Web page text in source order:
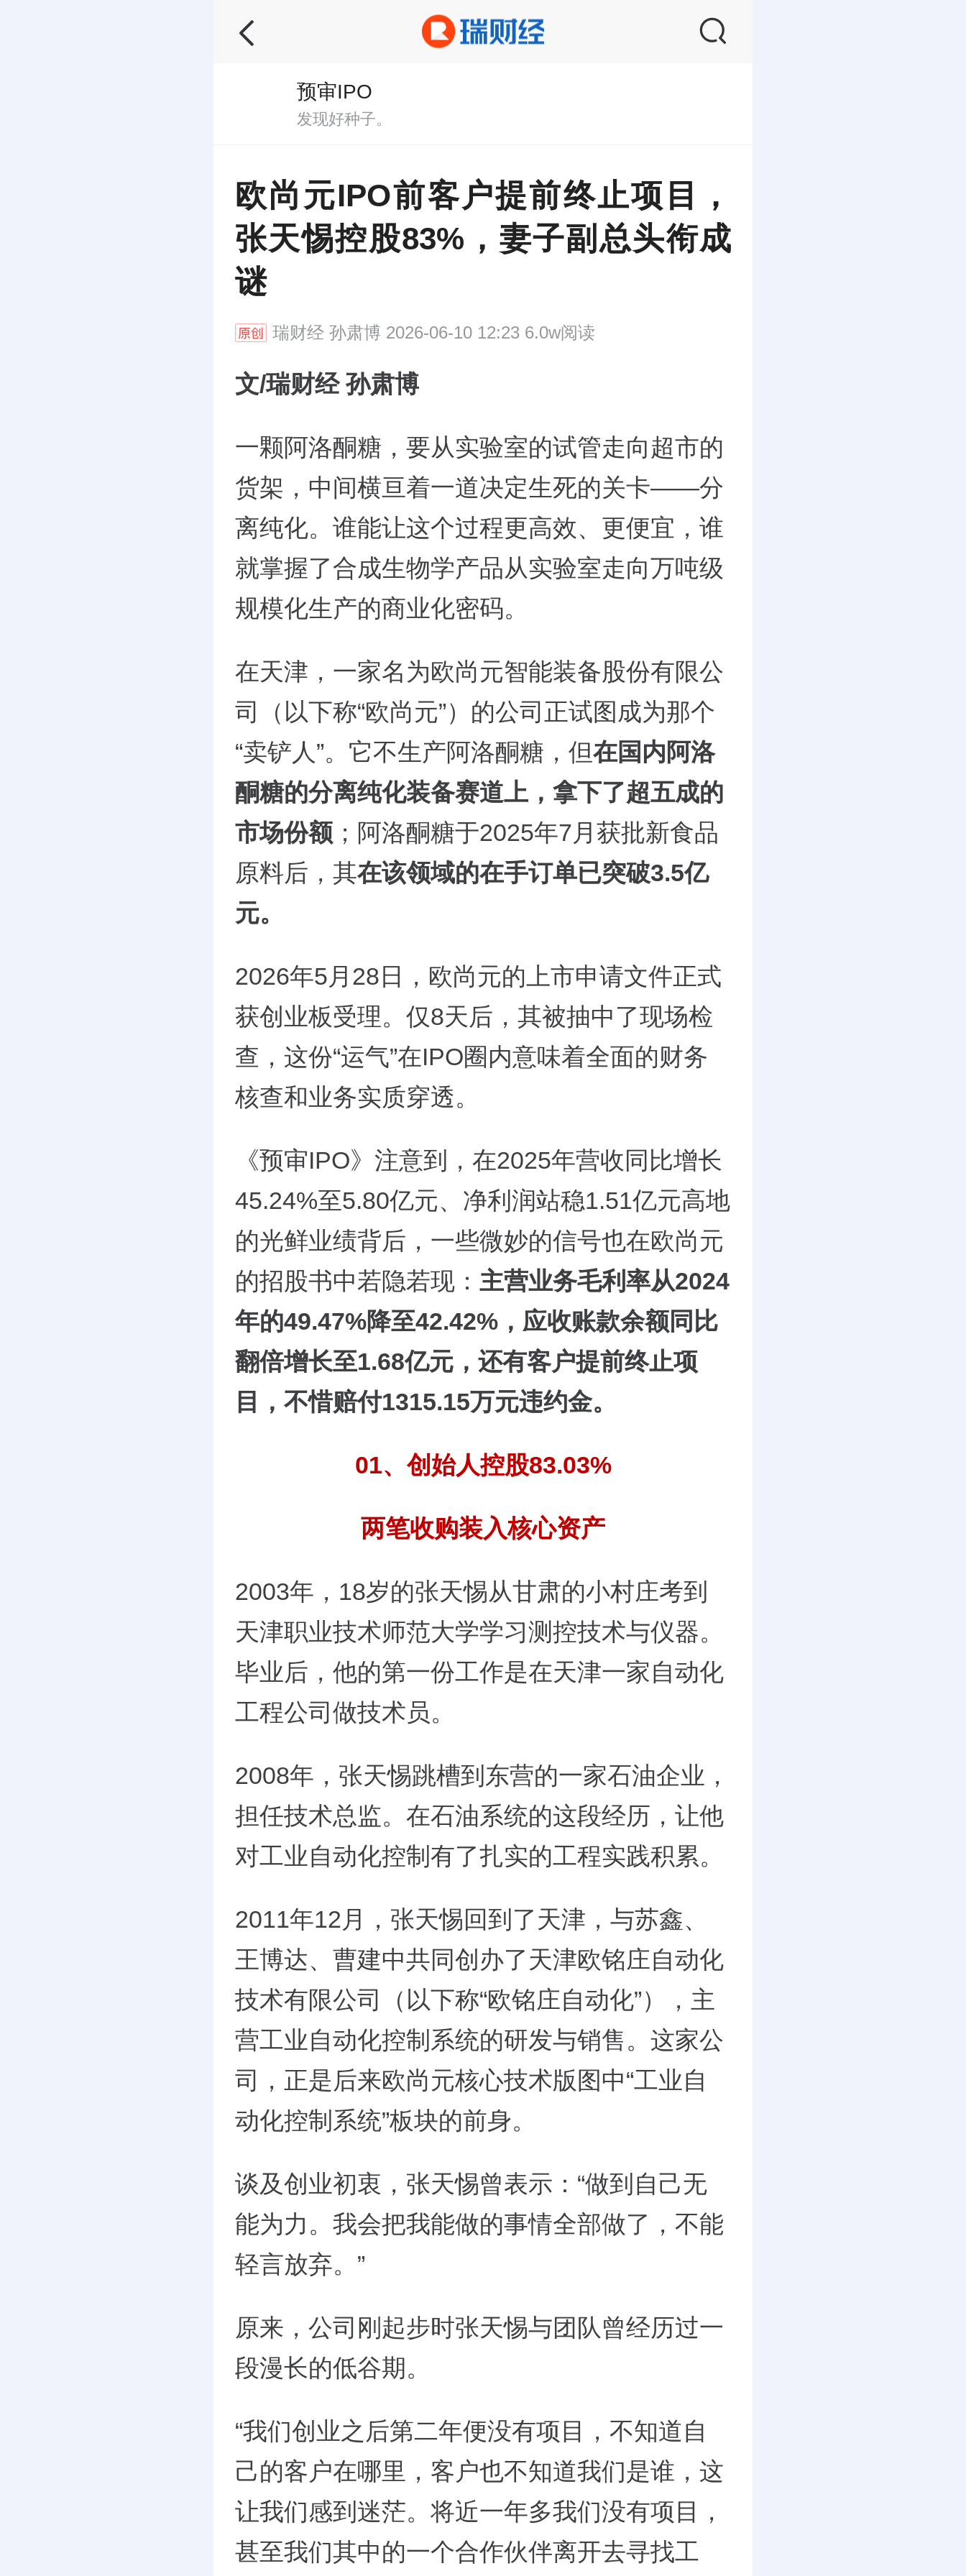
预审IPO
发现好种子。
欧尚元IPO前客户提前终止项目，
张天惕控股83%，妻子副总头衔成
谜
瑞财经 孙肃博 2026-06-10 12:23 6.0w阅读
文/瑞财经 孙肃博
一颗阿洛酮糖，要从实验室的试管走向超市的
货架，中间横亘着一道决定生死的关卡——分
离纯化。谁能让这个过程更高效、更便宜，谁
就掌握了合成生物学产品从实验室走向万吨级
规模化生产的商业化密码。
在天津，一家名为欧尚元智能装备股份有限公
司（以下称“欧尚元”）的公司正试图成为那个
“卖铲人”。它不生产阿洛酮糖，但在国内阿洛
酮糖的分离纯化装备赛道上，拿下了超五成的
市场份额 ；阿洛酮糖于2025年7月获批新食品
原料后，其在该领域的在手订单已突破3.5亿
元。
2026年5月28日，欧尚元的上市申请文件正式
获创业板受理。仅8天后，其被抽中了现场检
查，这份“运气”在IPO圈内意味着全面的财务
核查和业务实质穿透。
《预审IPO》注意到，在2025年营收同比增长
45.24%至5.80亿元、净利润站稳1.51亿元高地
的光鲜业绩背后，一些微妙的信号也在欧尚元
的招股书中若隐若现： 主营业务毛利率从2024
年的49.47%降至42.42%，应收账款余额同比
翻倍增长至1.68亿元，还有客户提前终止项
目，不惜赔付1315.15万元违约金。
01、创始人控股83.03%
两笔收购装入核心资产
2003年，18岁的张天惕从甘肃的小村庄考到
天津职业技术师范大学学习测控技术与仪器。
毕业后，他的第一份工作是在天津一家自动化
工程公司做技术员。
2008年，张天惕跳槽到东营的一家石油企业，
担任技术总监。在石油系统的这段经历，让他
对工业自动化控制有了扎实的工程实践积累。
2011年12月，张天惕回到了天津，与苏鑫、
王博达、曹建中共同创办了天津欧铭庄自动化
技术有限公司（以下称“欧铭庄自动化”），主
营工业自动化控制系统的研发与销售。这家公
司，正是后来欧尚元核心技术版图中“工业自
动化控制系统”板块的前身。
谈及创业初衷，张天惕曾表示：“做到自己无
能为力。我会把我能做的事情全部做了，不能
轻言放弃。”
原来，公司刚起步时张天惕与团队曾经历过一
段漫长的低谷期。
“我们创业之后第二年便没有项目，不知道自
己的客户在哪里，客户也不知道我们是谁，这
让我们感到迷茫。将近一年多我们没有项目，
甚至我们其中的一个合作伙伴离开去寻找工